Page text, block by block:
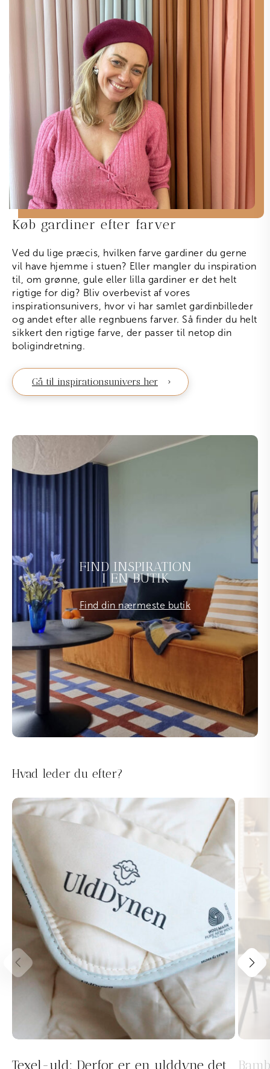
Køb gardiner efter farver
Ved du lige præcis, hvilken farve gardiner du gerne
vil have hjemme i stuen? Eller mangler du inspiration
til, om grønne, gule eller lilla gardiner er det helt
rigtige for dig? Bliv overbevist af vores
inspirationsunivers, hvor vi har samlet gardinbilleder
og andet efter alle regnbuens farver. Så finder du helt
sikkert den rigtige farve, der passer til netop din
boligindretning.
Gå til inspirationsunivers her
FIND INSPIRATION
I EN BUTIK
Find din nærmeste butik
Hvad leder du efter?
Texel-uld: Derfor er en ulddyne det